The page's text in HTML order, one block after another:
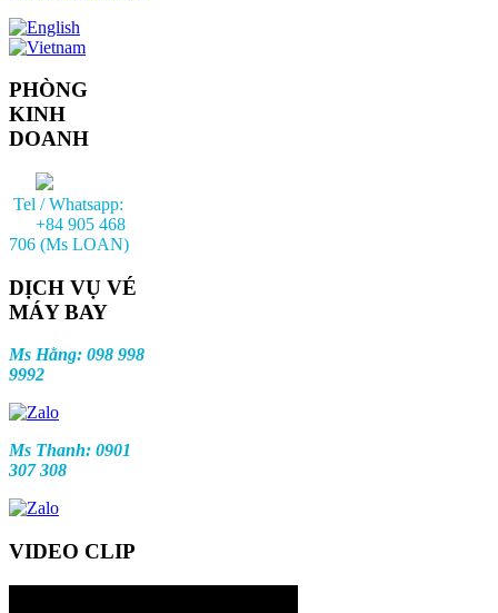
PHÒNG
KINH
DOANH
Tel / Whatsapp:
+84 905 468
706 (Ms LOAN)
DỊCH VỤ VÉ
MÁY BAY
Ms Hằng: 098 998
9992
Ms Thanh: 0901
307 308
VIDEO CLIP